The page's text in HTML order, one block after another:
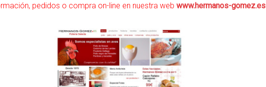
pedidos o compra on-line en nuestra web www.hermanos-gomez.es